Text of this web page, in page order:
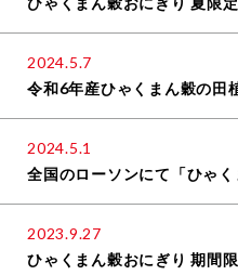
2024.5.7
令和6年産ひゃくまん穀の田
2024.5.1
全国のローソンにて「ひゃ
2023.9.27
ひゃくまん穀おにぎり 期間